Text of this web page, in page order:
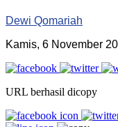
Dewi Qomariah
Kamis, 6 November
URL berhasil dicopy